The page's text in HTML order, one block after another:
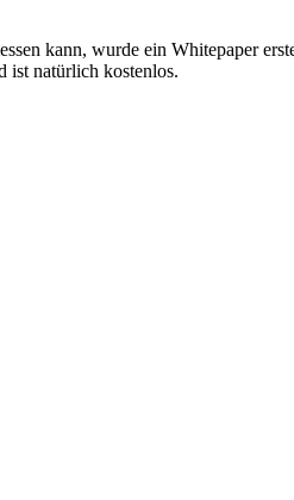
kann, wurde ein Whitepaper
ist natürlich kostenlos.